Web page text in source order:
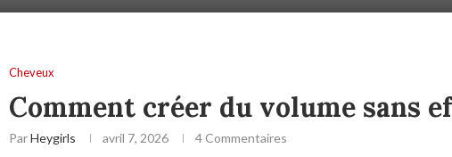
Cheveux
Comment créer du volume sans
ParHeygirls avril 7, 2026 4 Commentaires